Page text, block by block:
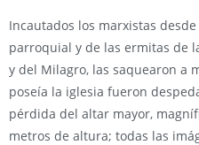
Incautados los marxistas
parroquial y de las ermitas de
y del Milagro, las saquearon a
poseía la iglesia fueron
pérdida del altar mayor,
metros de altura; todas las